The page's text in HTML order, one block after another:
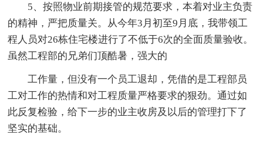
5、按照物业前期接管的规范要求，本着对业主负责
的精神，严把质量关。从今年3月初至9月底，我带领工
程人员对26栋住宅楼进行了不低于6次的全面质量验收。
虽然工程部的兄弟们顶酷暑，强大的
工作量，但没有一个员工退却，凭借的是工程部员
工对工作的热情和对工程质量严格要求的狠劲。通过如
此反复检验，给下一步的业主收房及以后的管理打下了
坚实的基础。